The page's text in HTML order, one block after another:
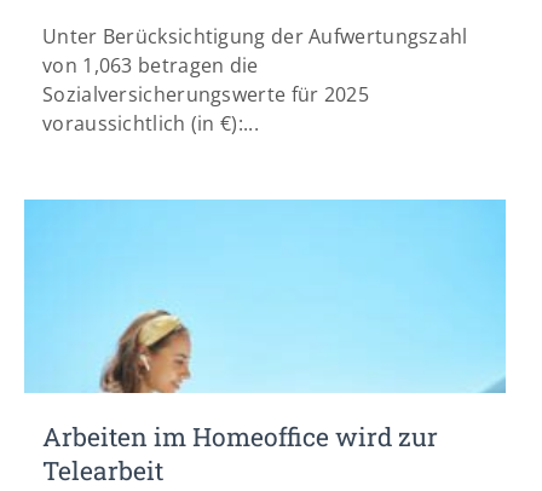
Unter Berücksichtigung der Aufwertungszahl
von 1,063 betragen die
Sozialversicherungswerte für 2025
voraussichtlich (in €):...
Arbeiten im Homeoffice wird zur
Telearbeit